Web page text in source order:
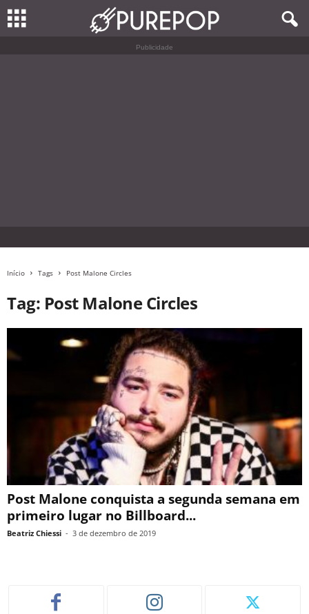
Publicidade
Início Tags Post Malone Circles
Tag: Post Malone Circles
Post Malone conquista a segunda semana em
primeiro lugar no Billboard...
Beatriz Chiessi - 3 de dezembro de 2019